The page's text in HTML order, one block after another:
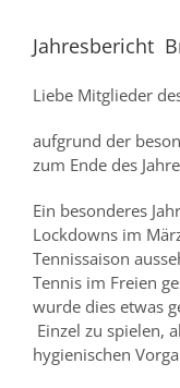
Jahresbericht
Liebe Mitglieder
aufgrund der
zum Ende des
Ein besonderes
Lockdowns im
Tennissaison
Tennis im Freien
wurde dies etwas
Einzel zu spielen,
hygienischen